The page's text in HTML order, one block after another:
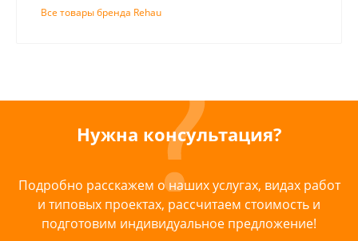
Все товары бренда Rehau
Нужна консультация?
Подробно расскажем о наших услугах, видах работ
и типовых проектах, рассчитаем стоимость и
подготовим индивидуальное предложение!